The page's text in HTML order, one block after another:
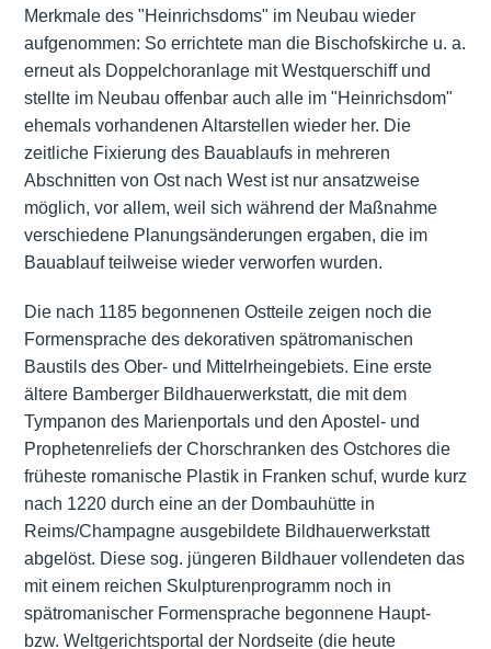
Merkmale des "Heinrichsdoms" im Neubau wieder
aufgenommen: So errichtete man die Bischofskirche u. a.
erneut als Doppelchoranlage mit Westquerschiff und
stellte im Neubau offenbar auch alle im "Heinrichsdom"
ehemals vorhandenen Altarstellen wieder her. Die
zeitliche Fixierung des Bauablaufs in mehreren
Abschnitten von Ost nach West ist nur ansatzweise
möglich, vor allem, weil sich während der Maßnahme
verschiedene Planungsänderungen ergaben, die im
Bauablauf teilweise wieder verworfen wurden.
Die nach 1185 begonnenen Ostteile zeigen noch die
Formensprache des dekorativen spätromanischen
Baustils des Ober- und Mittelrheingebiets. Eine erste
ältere Bamberger Bildhauerwerkstatt, die mit dem
Tympanon des Marienportals und den Apostel- und
Prophetenreliefs der Chorschranken des Ostchores die
früheste romanische Plastik in Franken schuf, wurde kurz
nach 1220 durch eine an der Dombauhütte in
Reims/Champagne ausgebildete Bildhauerwerkstatt
abgelöst. Diese sog. jüngeren Bildhauer vollendeten das
mit einem reichen Skulpturenprogramm noch in
spätromanischer Formensprache begonnene Haupt-
bzw. Weltgerichtsportal der Nordseite (die heute